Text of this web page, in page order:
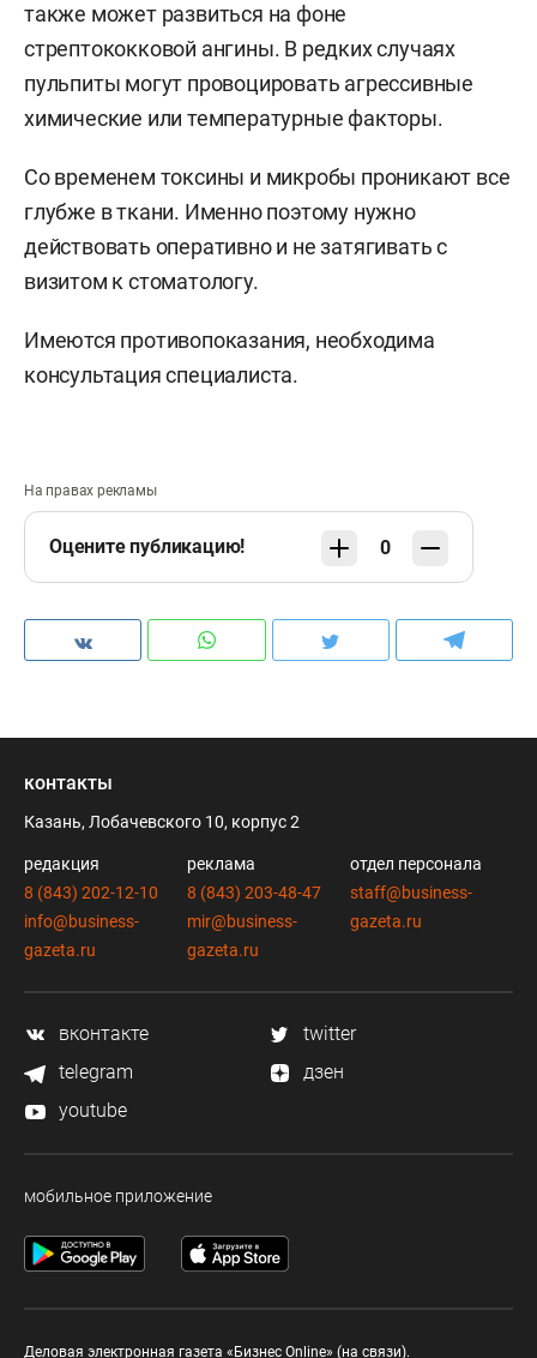
также может развиться на фоне
стрептококковой ангины. В редких случаях
пульпиты могут провоцировать агрессивные
химические или температурные факторы.
Со временем токсины и микробы проникают все
глубже в ткани. Именно поэтому нужно
действовать оперативно и не затягивать с
визитом к стоматологу.
Имеются противопоказания, необходима
консультация специалиста.
На правах рекламы
Оцените публикацию! 0
контакты
Казань, Лобачевского 10, корпус 2
редакция
8 (843) 202-12-10
info@business-
gazeta.ru
реклама
8 (843) 203-48-47
mir@business-
gazeta.ru
отдел персонала
staff@business-
gazeta.ru
вконтакте
twitter
telegram
дзен
youtube
мобильное приложение
Деловая электронная газета «Бизнес Online» (на связи).